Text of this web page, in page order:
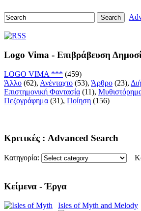
Logo Vima - Επιβράβευση
LOGO VIMA *** (459)
Άλλο (62), Ανένταχτο (53), Άρθρο (23),
Επιστημονική Φαντασία (11),
Πεζογράφημα (31), Ποίηση (156)
Κριτικές : Advanced Search
Κατηγορία:
Κείμενα - Έργα
Isles of Myth and Melody